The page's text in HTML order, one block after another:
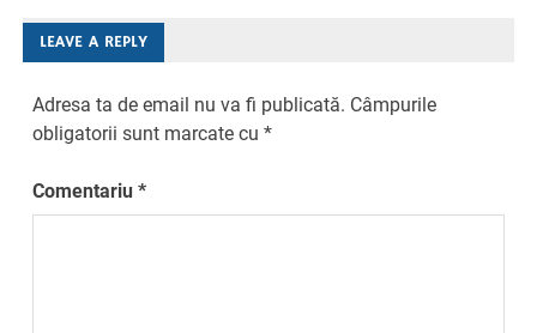
articole
LEAVE A REPLY
Adresa ta de email nu va fi publicată. Câmpurile
obligatorii sunt marcate cu*
Comentariu*